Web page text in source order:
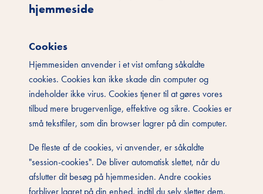
hjemmeside
Cookies
Hjemmesiden anvender i et vist omfang såkaldte
cookies. Cookies kan ikke skade din computer og
indeholder ikke virus. Cookies tjener til at gøres vores
tilbud mere brugervenlige, effektive og sikre. Cookies er
små tekstfiler, som din browser lagrer på din computer.
De fleste af de cookies, vi anvender, er såkaldte
"session-cookies". De bliver automatisk slettet, når du
afslutter dit besøg på hjemmesiden. Andre cookies
forbliver lagret på din enhed, indtil du selv sletter dem.